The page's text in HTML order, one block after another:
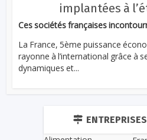
implantées à
Ces sociétés françaises
La France, 5ème puissance
rayonne à l’international grâce à
dynamiques et...